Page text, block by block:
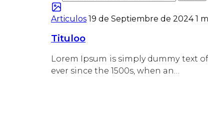
Articulos 19 de Septiembre de 2024 1
Tituloo
Lorem Ipsum is simply dummy text
ever since the 1500s, when an…